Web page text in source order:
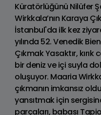
Küratörlüğünü Nilüfer
Wirkkala’nın Karaya
İstanbul'da ilk kez
yılında 52. Venedik
Çıkmak Yasaktır,
bir deniz ve içi suyla
oluşuyor. Maaria
çıkmanın imkansız
yansıtmak için
parçaları, babası